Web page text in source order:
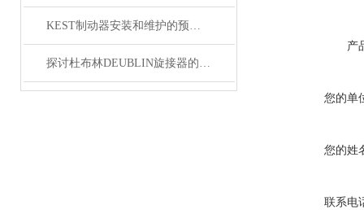
KEST制动器安装和维护的预防措施
探讨杜布林DEUBLIN旋接器的密封故障
产
您的单
您的姓
联系电